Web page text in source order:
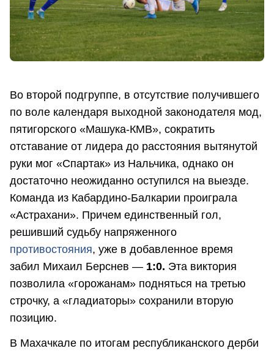
Во второй подгруппе, в отсутствие получившего
по воле календаря выходной законодателя мод,
пятигорского «Машука-КМВ», сократить
отставание от лидера до расстояния вытянутой
руки мог «Спартак» из Нальчика, однако он
достаточно неожиданно оступился на выезде.
Команда из Кабардино-Балкарии проиграла
«Астрахани». Причем единственный гол,
решивший судьбу напряженного
противостояния, уже в добавленное время
забил Михаил Берснев — 1:0. Эта виктория
позволила «горожанам» подняться на третью
строчку, а «гладиаторы» сохранили вторую
позицию.
В Махачкале по итогам республиканского дерби